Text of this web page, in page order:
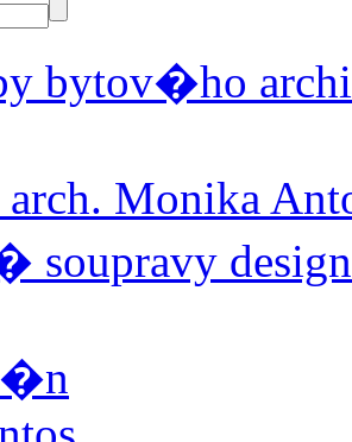
bytov�ho
arch. Monika
soupravy